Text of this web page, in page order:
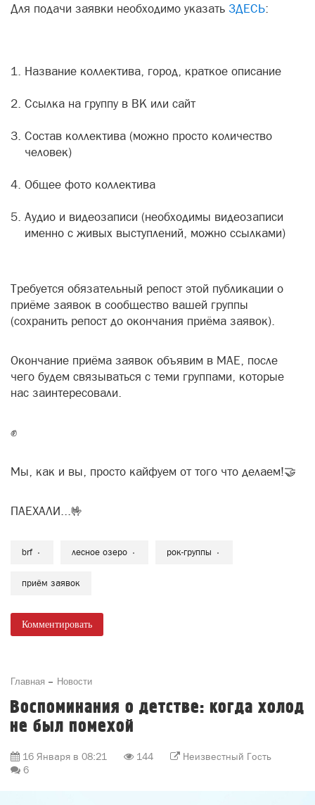
Для подачи заявки необходимо указать ЗДЕСЬ:
Название коллектива, город, краткое описание
Ссылка на группу в ВК или сайт
Состав коллектива (можно просто количество
человек)
Общее фото коллектива
Аудио и видеозаписи (необходимы видеозаписи
именно с живых выступлений, можно ссылками)
Требуется обязательный репост этой публикации о
приёме заявок в сообщество вашей группы
(сохранить репост до окончания приёма заявок).
Окончание приёма заявок объявим в МАЕ, после
чего будем связываться с теми группами, которые
нас заинтересовали.
✊
Мы, как и вы, просто кайфуем от того что делаем!🤝
ПАЕХАЛИ...🤟
brf лесное озеро рок-группы
приём заявок
Комментировать
Главная Новости
Воспоминания о детстве: когда холод
не был помехой
16 Января в 08:21 144
Неизвестный Гость
6